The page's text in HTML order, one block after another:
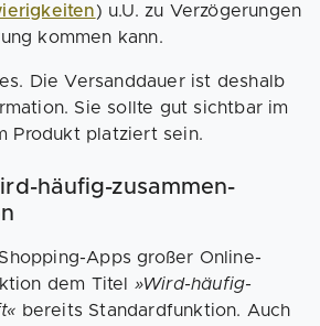
) u.U. zu Verzögerungen
kommen kann.
Die Versanddauer ist deshalb
Sie sollte gut sichtbar im
Produkt platziert sein.
häufig-zusammen-
Apps großer Online-
dem Titel »Wird-häufig-
bereits Standardfunktion. Auch